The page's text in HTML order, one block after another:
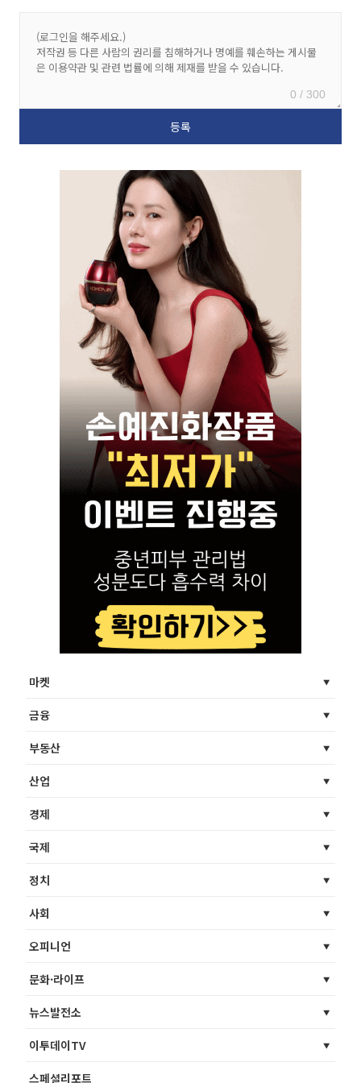
0 / 300
마켓
금융
부동산
산업
경제
국제
정치
사회
오피니언
문화·라이프
뉴스발전소
이투데이TV
스페셜리포트